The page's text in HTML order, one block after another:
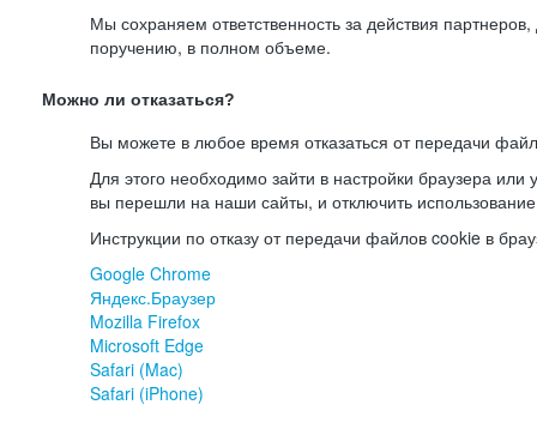
Мы сохраняем ответственность за действия
поручению, в полном объеме.
Можно ли отказаться?
Вы можете в любое время отказаться от передачи
Для этого необходимо зайти в настройки браузера или
вы перешли на наши сайты, и отключить
Инструкции по отказу от передачи файлов cookie в
Google Chrome
Яндекс.Браузер
Mozilla Firefox
Microsoft Edge
Safari (Mac)
Safari (iPhone)